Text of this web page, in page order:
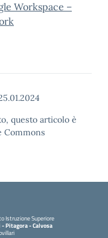
Workspace –
questo articolo è
Commons
Istruzione Superiore
- Pitagora - Calvosa